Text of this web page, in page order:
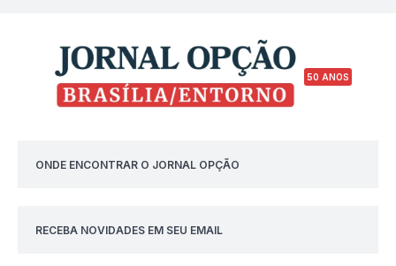
50 ANOS
ONDE ENCONTRAR O JORNAL OPÇÃO
RECEBA NOVIDADES EM SEU EMAIL